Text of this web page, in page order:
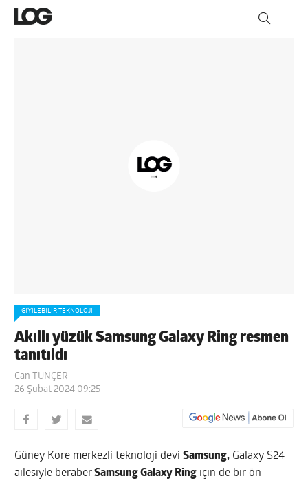
GIYILEBILIR TEKNOLOJI
Akıllı yüzük Samsung Galaxy Ring resmen
tanıtıldı
Can TUNÇER
26 Şubat 2024 09:25
Güney Kore merkezli teknoloji deviSamsung, Galaxy S24
ailesiyle beraberSamsung Galaxy Ring için de bir ön